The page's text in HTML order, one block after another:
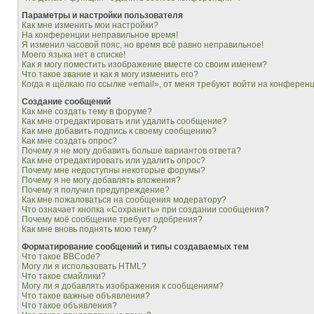
Параметры и настройки пользователя
Как мне изменить мои настройки?
На конференции неправильное время!
Я изменил часовой пояс, но время всё равно неправильное!
Моего языка нет в списке!
Как я могу поместить изображение вместе со своим именем?
Что такое звание и как я могу изменить его?
Когда я щёлкаю по ссылке «email», от меня требуют войти на
Создание сообщений
Как мне создать тему в форуме?
Как мне отредактировать или удалить сообщение?
Как мне добавить подпись к своему сообщению?
Как мне создать опрос?
Почему я не могу добавить больше вариантов ответа?
Как мне отредактировать или удалить опрос?
Почему мне недоступны некоторые форумы?
Почему я не могу добавлять вложения?
Почему я получил предупреждение?
Как мне пожаловаться на сообщения модератору?
Что означает кнопка «Сохранить» при создании сообщения?
Почему моё сообщение требует одобрения?
Как мне вновь поднять мою тему?
Форматирование сообщений и типы создаваемых тем
Что такое BBCode?
Могу ли я использовать HTML?
Что такое смайлики?
Могу ли я добавлять изображения к сообщениям?
Что такое важные объявления?
Что такое объявления?